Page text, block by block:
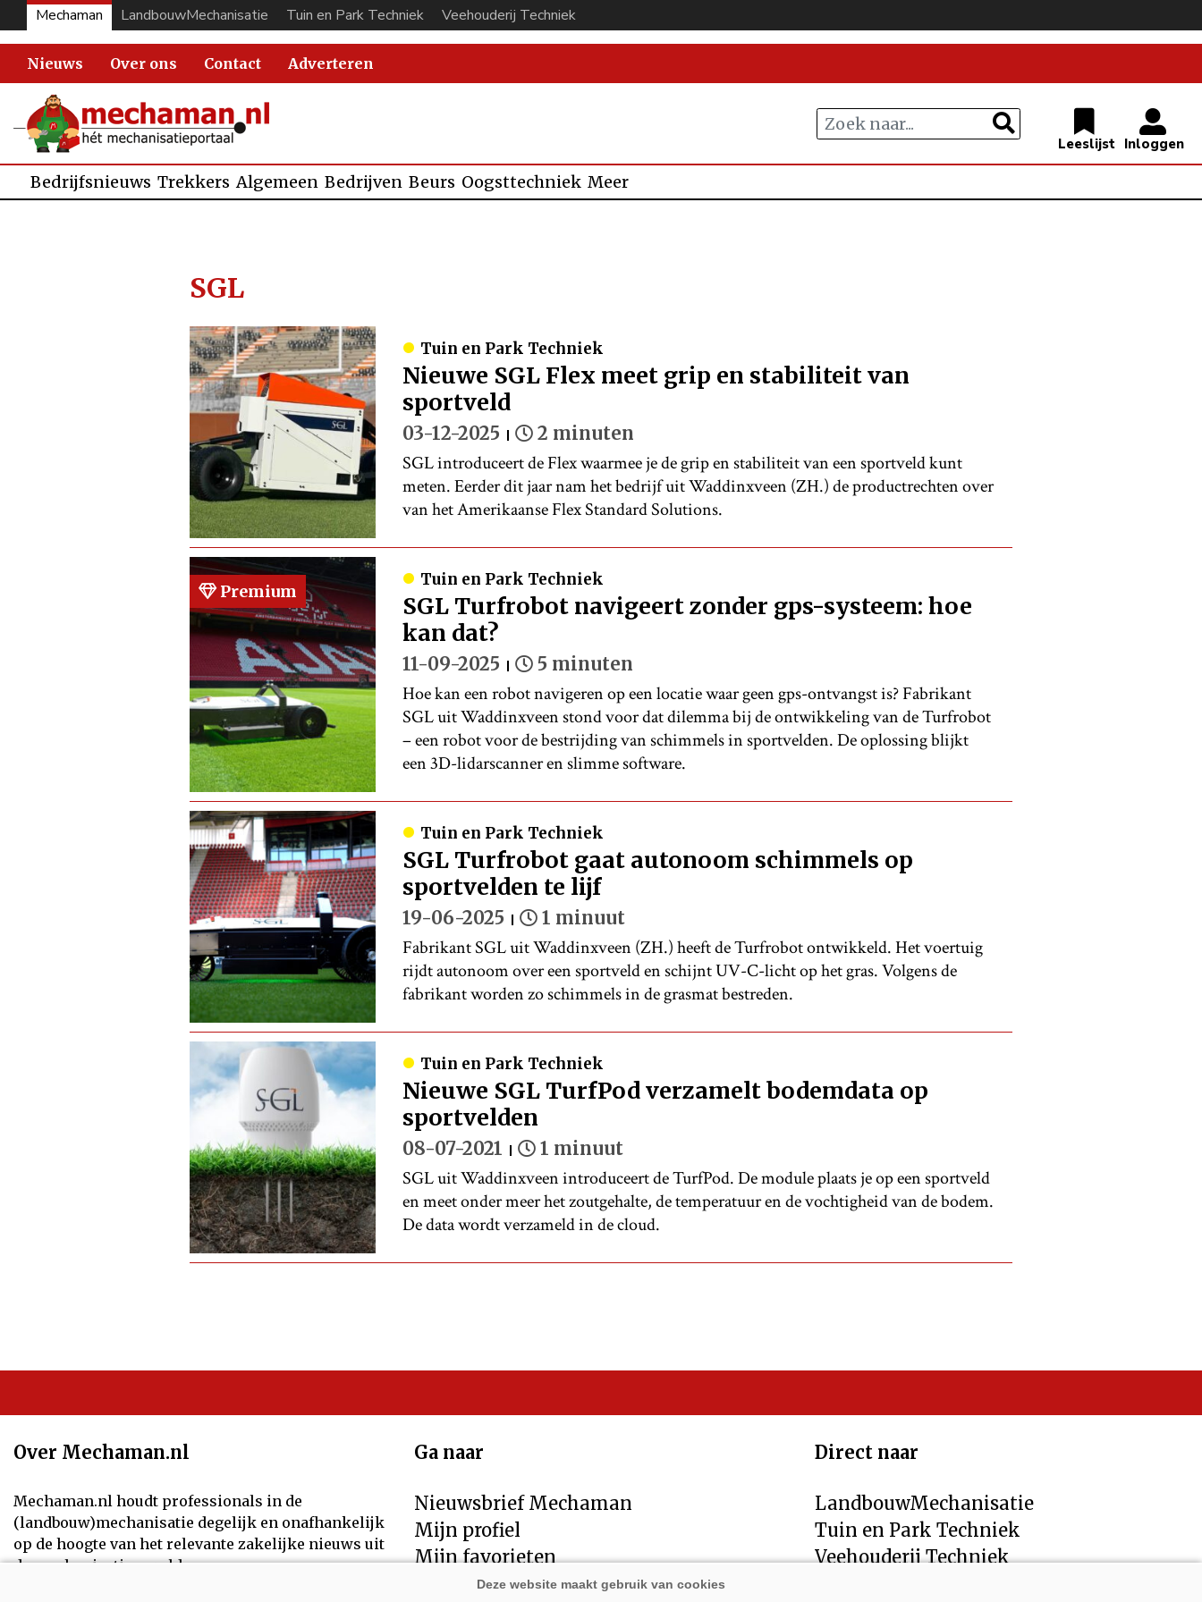
Mechaman LandbouwMechanisatie Tuin en Park Techniek Veehouderij Techniek
Nieuws Over ons Contact Adverteren
Bedrijfsnieuws Trekkers Algemeen Bedrijven Beurs Oogsttechniek Meer
SGL
Tuin en Park Techniek
Nieuwe SGL Flex meet grip en stabiliteit van
sportveld
03-12-2025 2 minuten
SGL introduceert de Flex waarmee je de grip en stabiliteit van een sportveld kunt
meten. Eerder dit jaar nam het bedrijf uit Waddinxveen (ZH.) de productrechten over
van het Amerikaanse Flex Standard Solutions.
Premium
Tuin en Park Techniek
SGL Turfrobot navigeert zonder gps-systeem: hoe
kan dat?
11-09-2025 5 minuten
Hoe kan een robot navigeren op een locatie waar geen gps-ontvangst is? Fabrikant
SGL uit Waddinxveen stond voor dat dilemma bij de ontwikkeling van de Turfrobot
– een robot voor de bestrijding van schimmels in sportvelden. De oplossing blijkt
een 3D-lidarscanner en slimme software.
Tuin en Park Techniek
SGL Turfrobot gaat autonoom schimmels op
sportvelden te lijf
19-06-2025 1 minuut
Fabrikant SGL uit Waddinxveen (ZH.) heeft de Turfrobot ontwikkeld. Het voertuig
rijdt autonoom over een sportveld en schijnt UV-C-licht op het gras. Volgens de
fabrikant worden zo schimmels in de grasmat bestreden.
Tuin en Park Techniek
Nieuwe SGL TurfPod verzamelt bodemdata op
sportvelden
08-07-2021 1 minuut
SGL uit Waddinxveen introduceert de TurfPod. De module plaats je op een sportveld
en meet onder meer het zoutgehalte, de temperatuur en de vochtigheid van de bodem.
De data wordt verzameld in de cloud.
Over Mechaman.nl
Mechaman.nl houdt professionals in de
(landbouw)mechanisatie degelijk en onafhankelijk
op de hoogte van het relevante zakelijke nieuws uit
de mechanisatiewereld.
Ga naar
Nieuwsbrief Mechaman
Mijn profiel
Mijn favorieten
Contact
Direct naar
LandbouwMechanisatie
Tuin en Park Techniek
Veehouderij Techniek